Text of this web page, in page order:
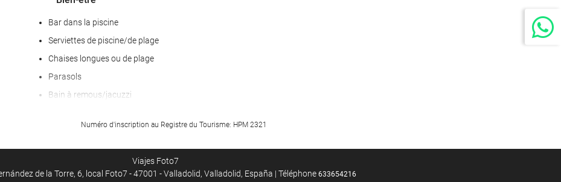
Bar dans la piscine
Serviettes de piscine/de plage
Chaises longues ou de plage
Parasols
Bain à remous/jacuzzi
Salle de Fitness
Numéro d'inscription au Registre du Tourisme: HPM 2321
Viajes Foto7
de la Torre, 6, local Foto7 - 47001 - Valladolid, Valladolid, España | Téléphone 633654216